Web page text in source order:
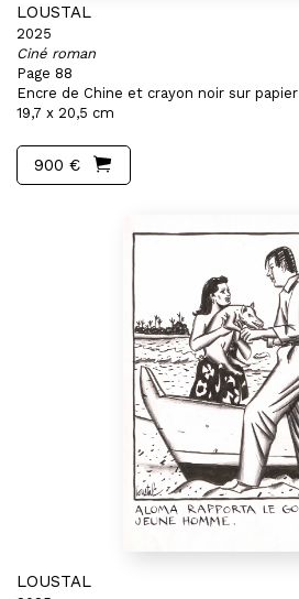
LOUSTAL
2025
Ciné roman
Page 88
Encre de Chine et crayon noir sur papier
19,7 x 20,5 cm
900 €
LOUSTAL